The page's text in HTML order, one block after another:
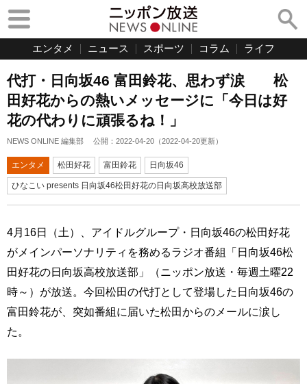
エンタメ ニュース スポーツ コラム ライフ
代打・日向坂46 富田鈴花、思わず涙 松
田好花からの熱いメッセージに「今日は好
花の代わりに頑張るね！」
NEWS ONLINE 編集部 公開： 2022-04-20 （2022-04-20更新）
エンタメ 松田好花 富田鈴花 日向坂46
ひなこい presents 日向坂46松田好花の日向坂高校放送部
4月16日（土）、アイドルグループ・日向坂46の松田好花
がメインパーソナリティを務めるラジオ番組「日向坂46松
田好花の日向坂高校放送部」（ニッポン放送・毎週土曜22
時～）が放送。今回松田の代打として登場した日向坂46の
富田鈴花が、突如番組に届いた松田からのメールに涙し
た。